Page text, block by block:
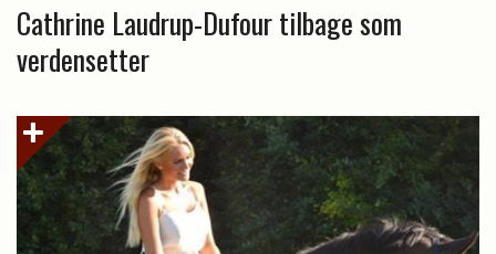
Cathrine Laudrup-Dufour tilbage som
verdensetter